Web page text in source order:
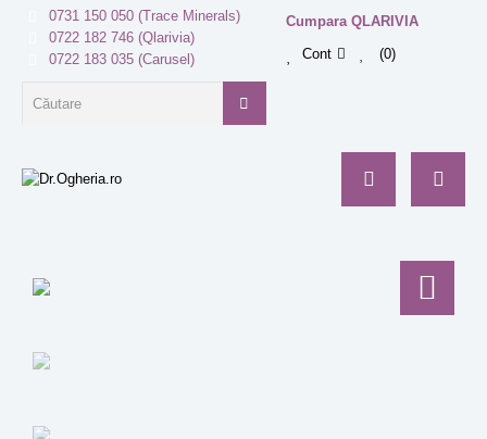
0731 150 050 (Trace Minerals)
0722 182 746 (Qlarivia)
0722 183 035 (Carusel)
Cumpara QLARIVIA
Cont
0